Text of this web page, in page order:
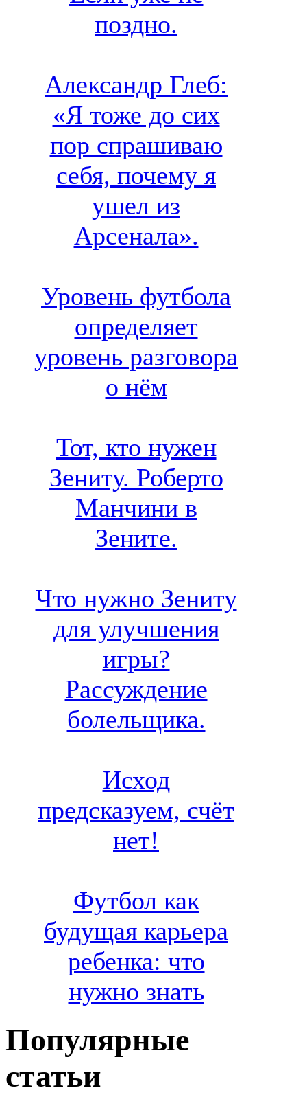
поздно.
Александр Глеб:
«Я тоже до сих
пор спрашиваю
себя, почему я
ушел из
Арсенала».
Уровень футбола
определяет
уровень разговора
о нём
Тот, кто нужен
Зениту. Роберто
Манчини в
Зените.
Что нужно Зениту
для улучшения
игры?
Рассуждение
болельщика.
Исход
предсказуем, счёт
нет!
Футбол как
будущая карьера
ребенка: что
нужно знать
Популярные
статьи